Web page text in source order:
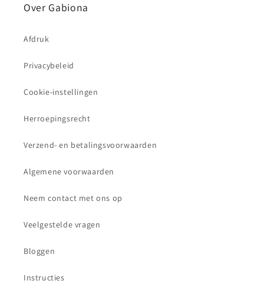
Over Gabiona
Afdruk
Privacybeleid
Cookie-instellingen
Herroepingsrecht
Verzend- en betalingsvoorwaarden
Algemene voorwaarden
Neem contact met ons op
Veelgestelde vragen
Bloggen
Instructies